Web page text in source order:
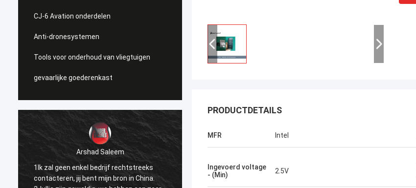
CJ-6 Avation onderdelen
Anti-dronesystemen
Tools voor onderhoud van vliegtuigen
gevaarlijke goederenkast
Arshad Saleem
1Ik zal geen enkel bedrijf rechtstreeks
contacteren, jij bent mijn bron in China.
1.Beste service, beste prijs 2Hopelijk
kunnen we in de toekomst meer zaken
PRODUCTDETAILS
MFR Intel
Ingevoerd voltage
- (Min)
2.5V